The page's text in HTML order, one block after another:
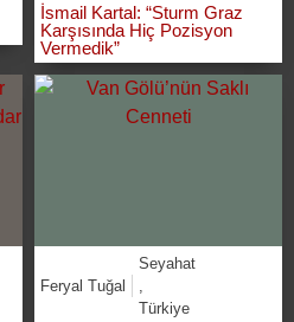
İsmail Kartal: “Sturm Graz
Karşısında Hiç Pozisyon
Vermedik”
Feryal Tuğal
Seyahat
Türkiye